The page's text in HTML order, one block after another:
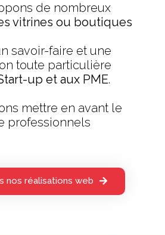
de nombreux
vitrines ou boutiques
savoir-faire et une
toute particulière
up et aux PME.
mettre en avant le
professionnels
nos réalisations web